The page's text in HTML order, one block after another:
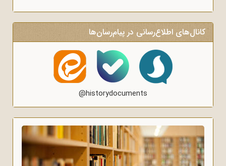
کانال‌های اطلاع‌رسانی در پیام‌رسان‌ها
@historydocuments